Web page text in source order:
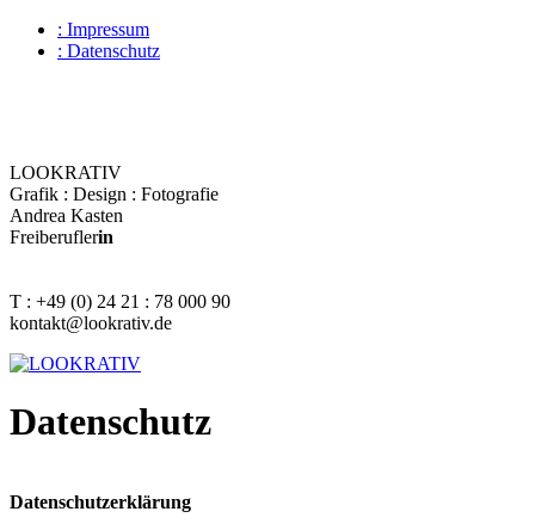
: Impressum
: Datenschutz
LOOKRATIV
Grafik : Design : Fotografie
Andrea Kasten
Freiberuflerin
T : +49 (0) 24 21 : 78 000 90
kontakt@lookrativ.de
Datenschutz
Datenschutzerklärung